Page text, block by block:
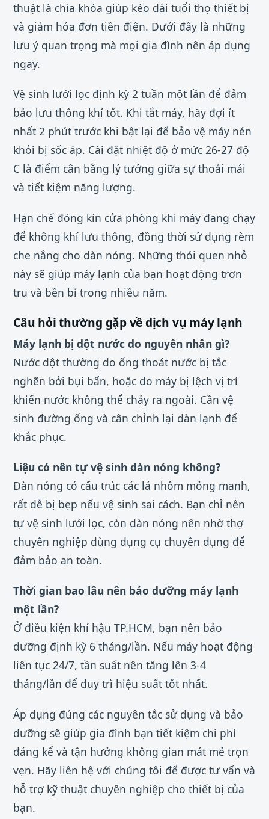
thuật là chìa khóa giúp kéo dài tuổi thọ thiết bị
và giảm hóa đơn tiền điện. Dưới đây là những
lưu ý quan trọng mà mọi gia đình nên áp dụng
ngay.
Vệ sinh lưới lọc định kỳ 2 tuần một lần để đảm
bảo lưu thông khí tốt. Khi tắt máy, hãy đợi ít
nhất 2 phút trước khi bật lại để bảo vệ máy nén
khỏi bị sốc áp. Cài đặt nhiệt độ ở mức 26-27 độ
C là điểm cân bằng lý tưởng giữa sự thoải mái
và tiết kiệm năng lượng.
Hạn chế đóng kín cửa phòng khi máy đang chạy
để không khí lưu thông, đồng thời sử dụng rèm
che nắng cho dàn nóng. Những thói quen nhỏ
này sẽ giúp máy lạnh của bạn hoạt động trơn
tru và bền bỉ trong nhiều năm.
Câu hỏi thường gặp về dịch vụ máy lạnh
Máy lạnh bị dột nước do nguyên nhân gì?
Nước dột thường do ống thoát nước bị tắc
nghẽn bởi bụi bẩn, hoặc do máy bị lệch vị trí
khiến nước không thể chảy ra ngoài. Cần vệ
sinh đường ống và cân chỉnh lại dàn lạnh để
khắc phục.
Liệu có nên tự vệ sinh dàn nóng không?
Dàn nóng có cấu trúc các lá nhôm mỏng manh,
rất dễ bị bẹp nếu vệ sinh sai cách. Bạn chỉ nên
tự vệ sinh lưới lọc, còn dàn nóng nên nhờ thợ
chuyên nghiệp dùng dụng cụ chuyên dụng để
đảm bảo an toàn.
Thời gian bao lâu nên bảo dưỡng máy lạnh
một lần?
Ở điều kiện khí hậu TP.HCM, bạn nên bảo
dưỡng định kỳ 6 tháng/lần. Nếu máy hoạt động
liên tục 24/7, tần suất nên tăng lên 3-4
tháng/lần để duy trì hiệu suất tốt nhất.
Áp dụng đúng các nguyên tắc sử dụng và bảo
dưỡng sẽ giúp gia đình bạn tiết kiệm chi phí
đáng kể và tận hưởng không gian mát mẻ trọn
vẹn. Hãy liên hệ với chúng tôi để được tư vấn và
hỗ trợ kỹ thuật chuyên nghiệp cho thiết bị của
bạn.